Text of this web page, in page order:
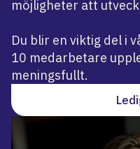
möjligheter att
Du blir en viktig del i
10 medarbetare
meningsfullt.